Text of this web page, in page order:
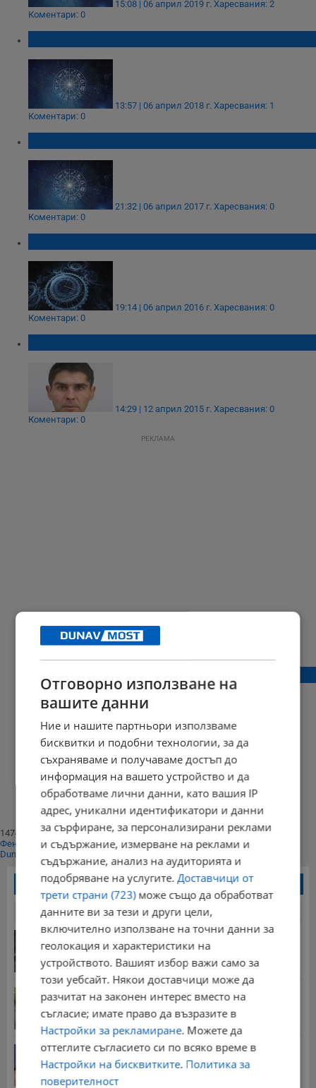
15:08 | 06 април 2019 г. Харесвания: 2
Коментари: 0
13:57 | 06 април 2018 г. Харесвания: 1
Коментари: 0
21:32 | 06 април 2017 г. Харесвания: 0
Коментари: 0
19:14 | 06 април 2016 г. Харесвания: 0
Коментари: 0
14:29 | 12 април 2015 г. Харесвания: 0
Коментари: 0
РЕКЛАМА
Лекарите излизат на протест
16:46 | 03 април 2015 г. Харесвания: 0
Начало
Край
147402
Фенове харесват
Dunavmost
Най-четени новини
24 часа 7 дни
Румъния потопи втора баржа в Дунав
13:05 | 8.8.2026 г.
Трима души пострадаха при тежка катастрофа
край...
10:04 | 8.8.2026 г.
Наталия Ефремова: Минималната заплата няма
да е...
21:03 | 7.8.2026 г.
Отговорно използване на
вашите данни
Ние и нашите партньори използваме
бисквитки и подобни технологии, за да
съхраняваме и получаваме достъп до
информация на вашето устройство и да
обработваме лични данни, като вашия IP
адрес, уникални идентификатори и данни
за сърфиране, за персонализирани реклами
и съдържание, измерване на реклами и
съдържание, анализ на аудиторията и
подобряване на услугите.Доставчици от
трети страни (723)може също да обработват
данните ви за тези и други цели,
включително използване на точни данни за
геолокация и характеристики на
устройството. Вашият избор важи само за
този уебсайт. Някои доставчици може да
разчитат на законен интерес вместо на
съгласие; имате право да възразите в
Настройки за рекламиране. Можете да
оттеглите съгласието си по всяко време в
Настройки на бисквитките. Политика за
поверителност